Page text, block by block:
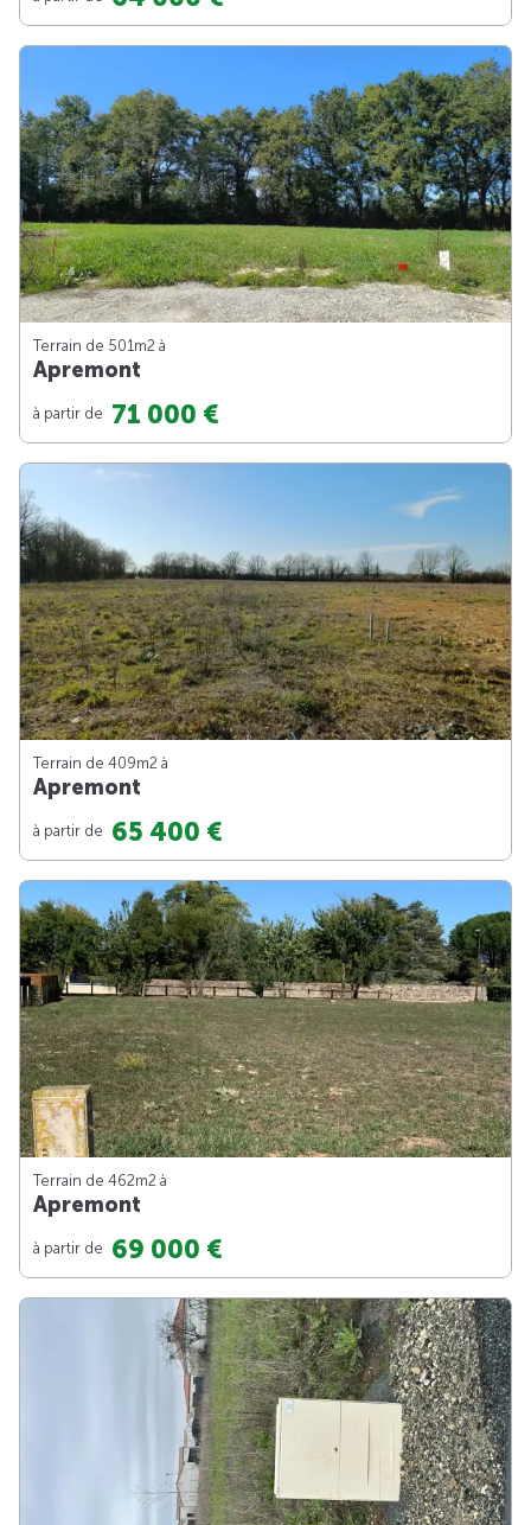
Terrain de 501m2 à
Apremont
à partir de 71 000 €
Terrain de 409m2 à
Apremont
à partir de 65 400 €
Terrain de 462m2 à
Apremont
à partir de 69 000 €